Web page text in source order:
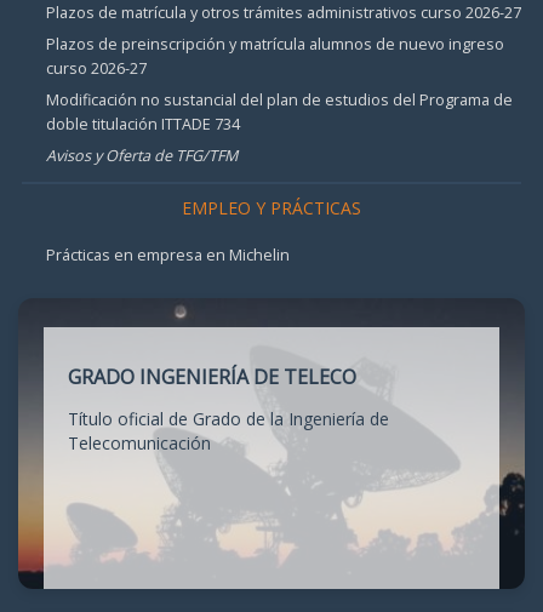
Plazos de matrícula y otros trámites administrativos curso 2026-27
Plazos de preinscripción y matrícula alumnos de nuevo ingreso
curso 2026-27
Modificación no sustancial del plan de estudios del Programa de
doble titulación ITTADE 734
Avisos y Oferta de TFG/TFM
EMPLEO Y PRÁCTICAS
Prácticas en empresa en Michelin
GRADO INGENIERÍA DE TELECO
Título oficial de Grado de la Ingeniería de
Telecomunicación